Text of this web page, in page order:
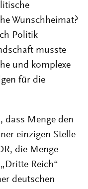
Wunschheimat?
Politik
musste
und komplexe
für die
dass Menge den
einzigen Stelle
die Menge
Reich“
deutschen